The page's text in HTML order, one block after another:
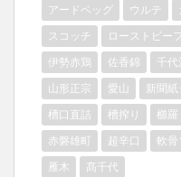
アードベッグ
ウルテ
スコッチ
ローストビーフ
伊勢赤鶏
佐香錦 千代
山形正宗
愛山 新聞
槽口直詰
槽搾り 櫛羅
赤磐雄町
超辛口 軟
雁木
髙千代